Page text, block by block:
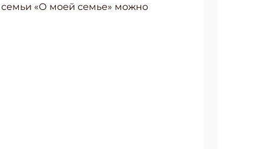
семьи «О моей семье» можно